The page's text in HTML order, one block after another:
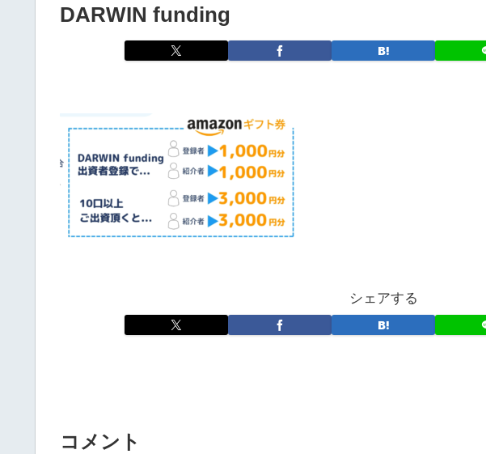
DARWIN funding
シェアする
コメント